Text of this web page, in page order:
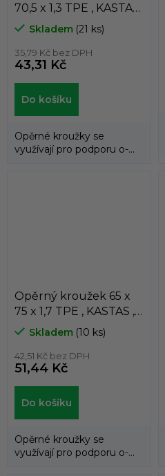
70,5 x 1,3 TPE , KASTAS
, K81-066
Skladem (21 ks)
35,79 Kč bez DPH
43,31 Kč
Do košíku
Opěrné kroužky se
využívají pro podporu o-
Opěrný kroužek 65 x
75 x 1,7 TPE , KASTAS ,
K81-065/1
Skladem (10 ks)
42,51 Kč bez DPH
51,44 Kč
Do košíku
Opěrné kroužky se
využívají pro podporu o-